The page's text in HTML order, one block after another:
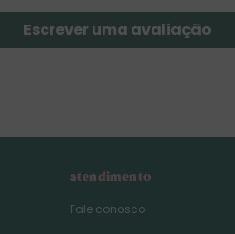
Escrever uma avaliação
atendimento
Fale conosco